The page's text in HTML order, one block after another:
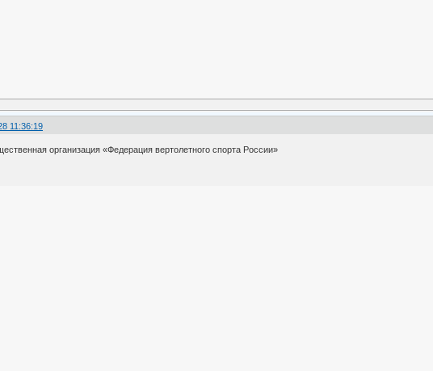
11:36:19
организация «Федерация вертолетного спорта России»